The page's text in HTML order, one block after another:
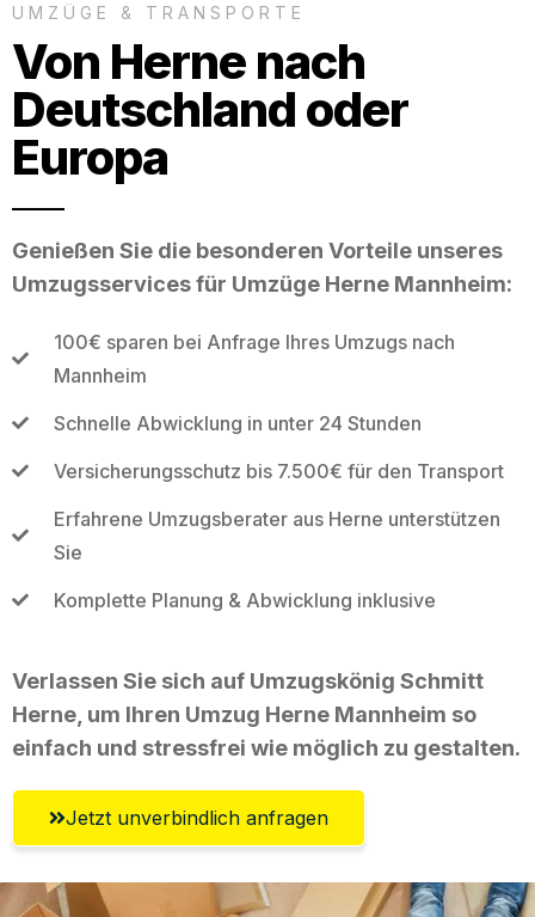
UMZÜGE & TRANSPORTE
Von Herne nach
Deutschland oder
Europa
Genießen Sie die besonderen Vorteile unseres
Umzugsservices für Umzüge Herne Mannheim:
100€ sparen bei Anfrage Ihres Umzugs nach
Mannheim
Schnelle Abwicklung in unter 24 Stunden
Versicherungsschutz bis 7.500€ für den Transport
Erfahrene Umzugsberater aus Herne unterstützen
Sie
Komplette Planung & Abwicklung inklusive
Verlassen Sie sich auf Umzugskönig Schmitt
Herne, um Ihren Umzug Herne Mannheim so
einfach und stressfrei wie möglich zu gestalten.
Jetzt unverbindlich anfragen